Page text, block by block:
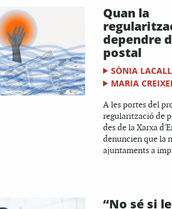
Quan la
dependre
postal
SÒNIA
MARIA
A les portes del
regularització de
des de la Xarxa
denuncien que la
ajuntaments a
“No sé si